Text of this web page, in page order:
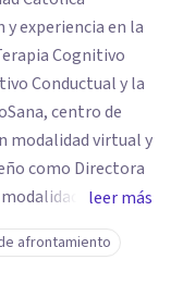
experiencia en la
Cognitivo
Conductual y la
centro de
modalidad virtual y
y amor propio.
leer más
afrontamiento